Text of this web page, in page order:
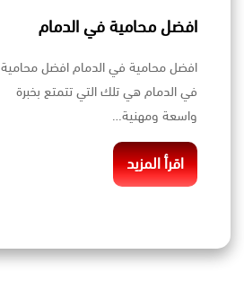
افضل محامية في الدمام
افضل محامية في الدمام افضل محامية
في الدمام هي تلك التي تتمتع بخبرة
واسعة ومهنية…
اقرأ المزيد